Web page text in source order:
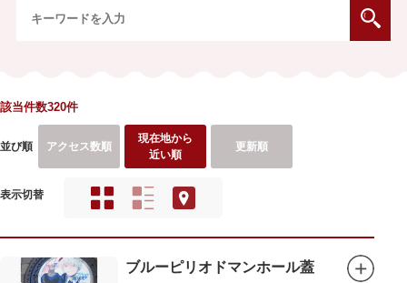
該当件数320件
並び順 アクセス数順
現在地から
近い順
更新順
表示切替
ブルーピリオドマンホール蓋